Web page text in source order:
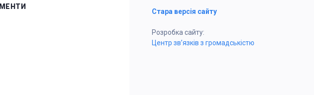
Стара версія сайту
Розробка сайту:
Центр зв’язків з громадськістю